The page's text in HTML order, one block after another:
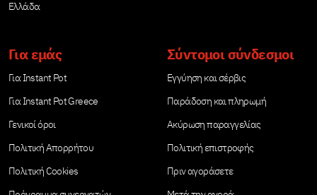
Ελλάδα
Για εμάς
Για Instant Pot
Για Instant Pot Greece
Γενικοί όροι
Πολιτική Απορρήτου
Πολιτική Cookies
Σύντομοι σύνδεσμοι
Εγγύηση και σέρβις
Παράδοση και πληρωμή
Ακύρωση παραγγελίας
Πολιτική επιστροφής
Πριν αγοράσετε